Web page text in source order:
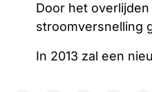
Door het
stroomversnelling
In 2013 zal een